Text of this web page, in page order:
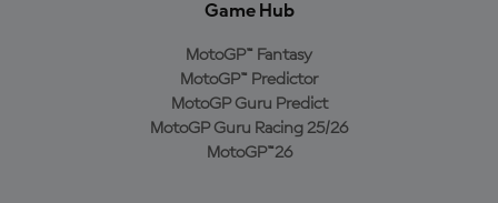
Game Hub
MotoGP™ Fantasy
MotoGP™ Predictor
MotoGP Guru Predict
MotoGP Guru Racing 25/26
MotoGP™26